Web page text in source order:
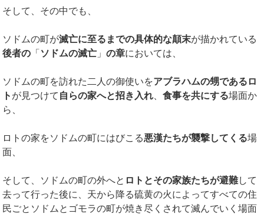
そして、その中でも、
ソドムの町が滅亡に至るまでの具体的な顛末が描かれている
後者の 「 ソドムの滅亡 」の章においては、
ソドムの町を訪れた二人の御使いをアブラハムの甥であるロ
ト が見つけて 自らの家へと招き入れ 、食事を共にする場面か
ら、
ロトの家をソドムの町にはびこる悪漢たちが襲撃してくる場
面、
そして、ソドムの町の外へと ロトとその家族たちが避難して
去って行った後に、天から降る硫黄の火によってすべての住
民ごとソドムとゴモラの町が焼き尽くされて滅んでいく場面